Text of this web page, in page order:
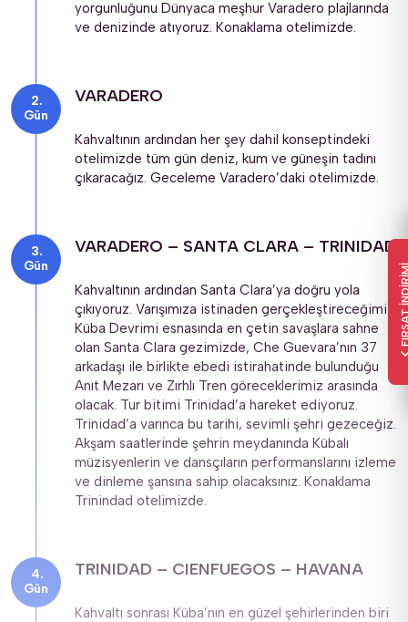
yorgunluğunu Dünyaca meşhur Varadero plajlarında
ve denizinde atıyoruz. Konaklama otelimizde.
Gün
VARADERO
Kahvaltının ardından her şey dahil konseptindeki
otelimizde tüm gün deniz, kum ve güneşin tadını
çıkaracağız. Geceleme Varadero’daki otelimizde.
Gün
VARADERO – SANTA CLARA – TRINIDAD
Kahvaltının ardından Santa Clara’ya doğru yola
çıkıyoruz. Varışımıza istinaden gerçekleştireceğimiz
Küba Devrimi esnasında en çetin savaşlara sahne
olan Santa Clara gezimizde, Che Guevara’nın 37
arkadaşı ile birlikte ebedi istirahatinde bulunduğu
Anıt Mezarı ve Zırhlı Tren göreceklerimiz arasında
olacak. Tur bitimi Trinidad’a hareket ediyoruz.
Trinidad’a varınca bu tarihi, sevimli şehri gezeceğiz.
Akşam saatlerinde şehrin meydanında Kübalı
müzisyenlerin ve dansçıların performanslarını izleme
ve dinleme şansına sahip olacaksınız. Konaklama
Trinindad otelimizde.
Gün
TRINIDAD – CIENFUEGOS – HAVANA
Kahvaltı sonrası Küba’nın en güzel şehirlerinden biri